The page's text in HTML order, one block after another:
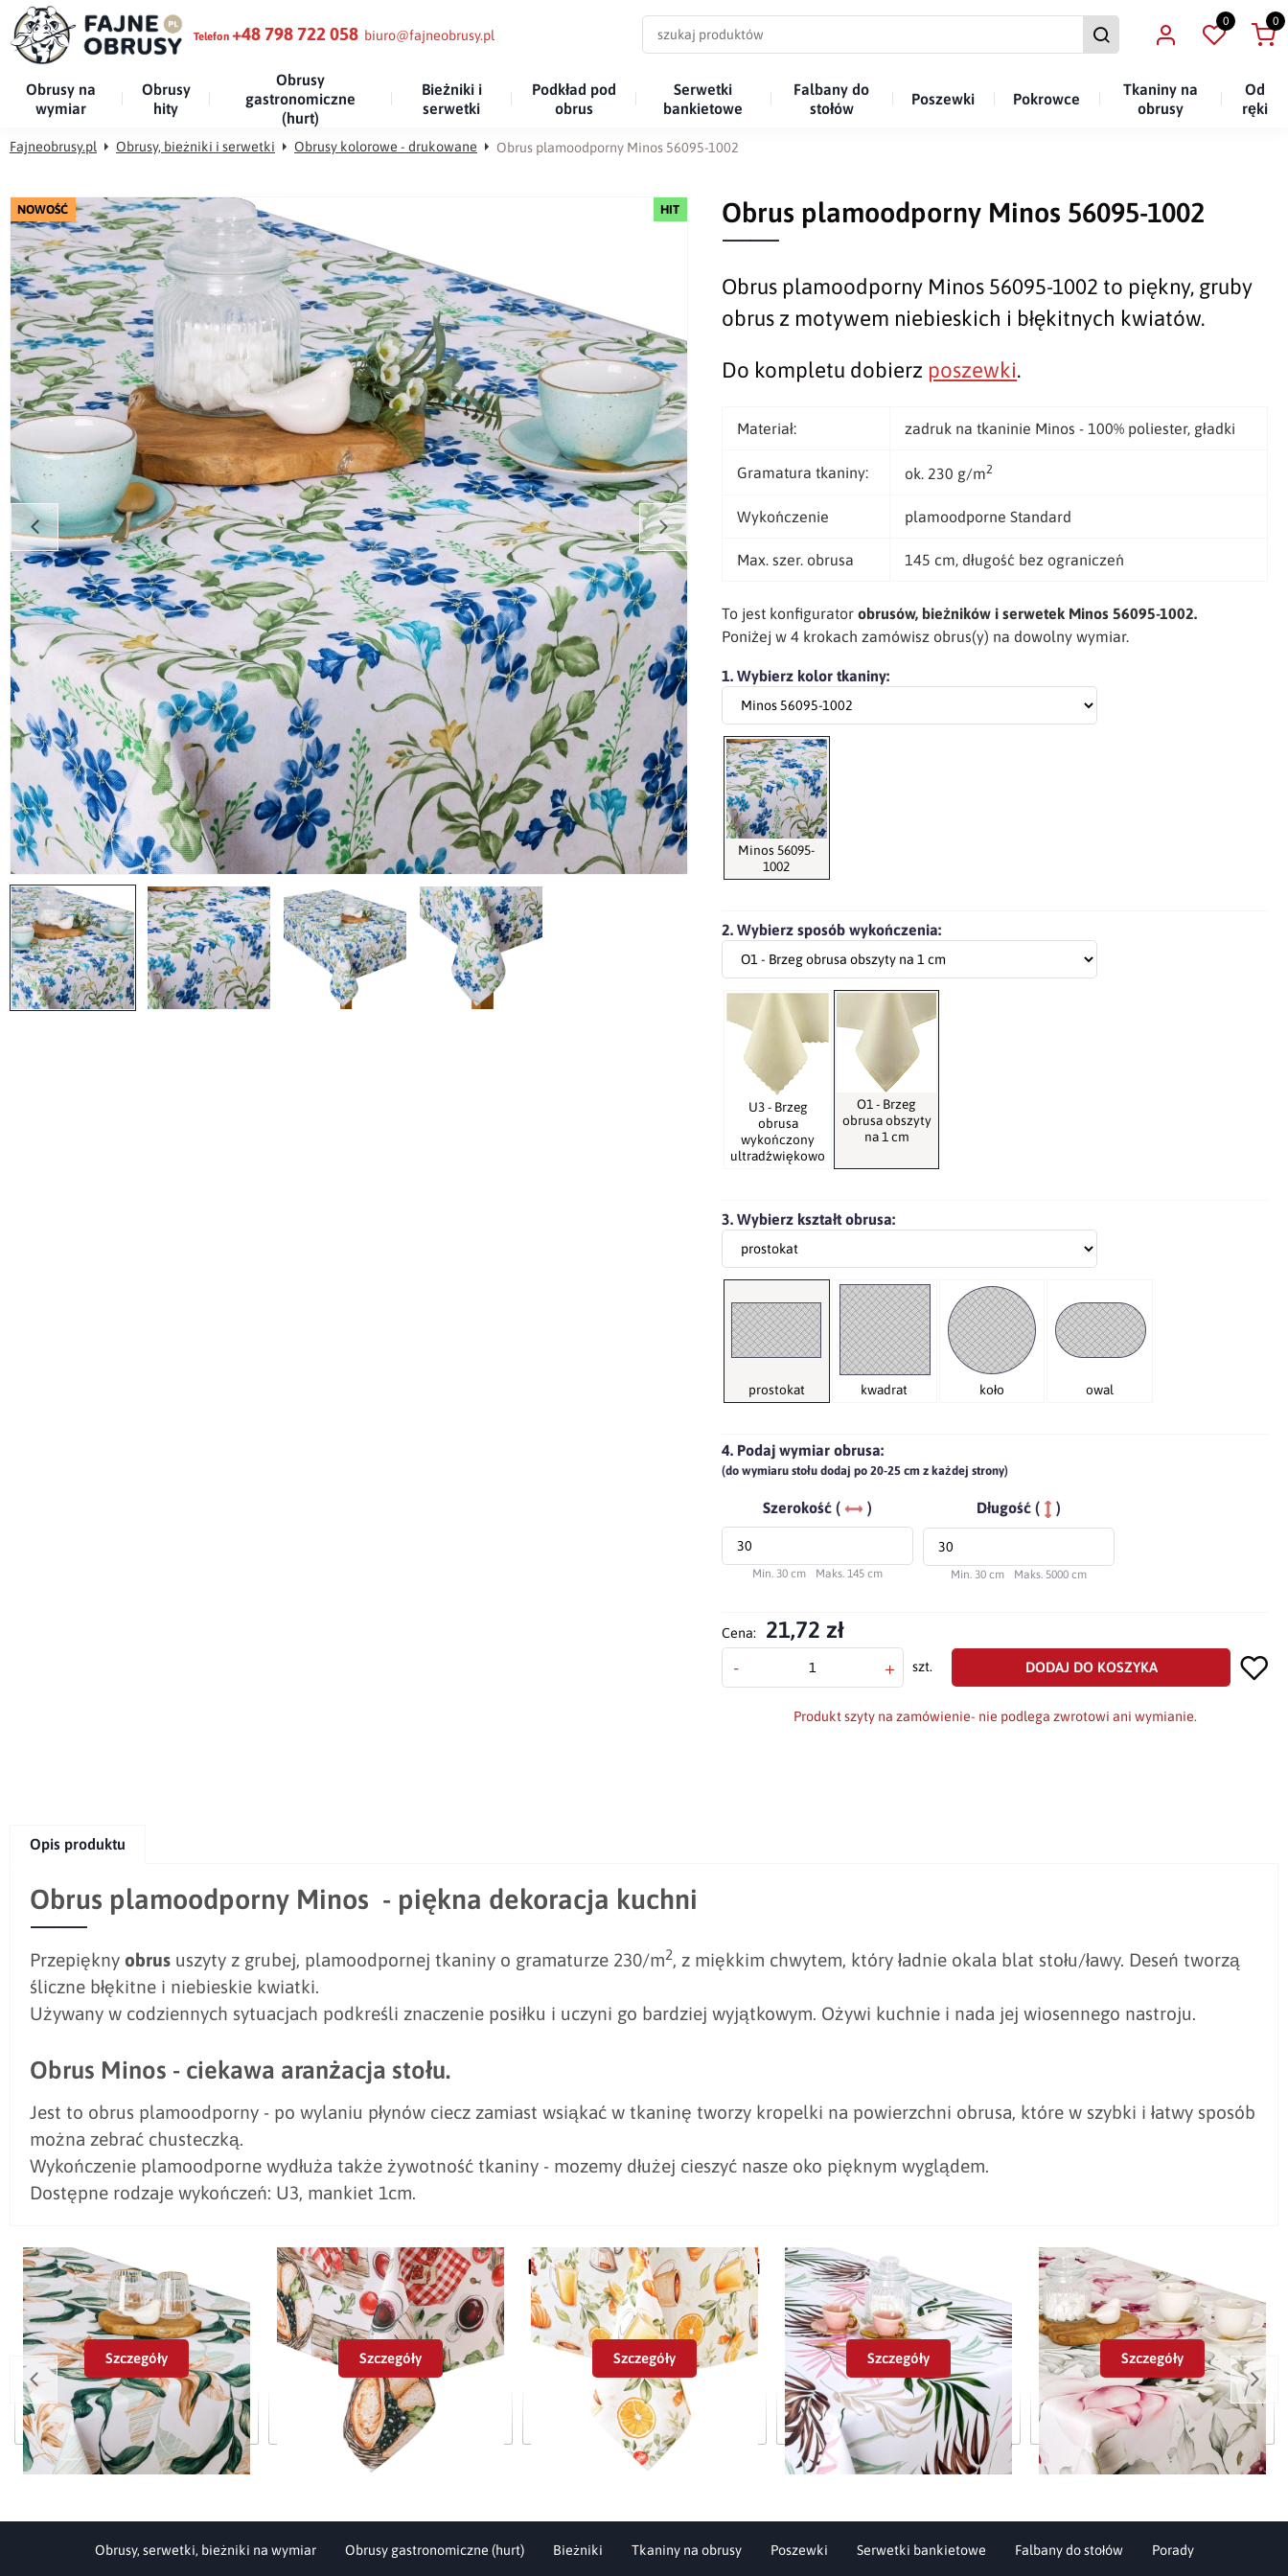
Telefon +48 798 722 058 biuro@fajneobrusy.pl
0 0
Obrusy na
wymiar
Obrusy
hity
Obrusy
gastronomiczne
(hurt)
Bieżniki i
serwetki
Podkład pod
obrus
Serwetki
bankietowe
Falbany do
stołów
Poszewki Pokrowce
Tkaniny na
obrusy
Od
ręki
Fajneobrusy.pl Obrusy, bieżniki i serwetki Obrusy kolorowe - drukowane Obrus plamoodporny Minos 56095-1002
HIT
NOWOŚĆ Obrus plamoodporny Minos 56095-1002
Obrus plamoodporny Minos 56095-1002 to piękny, gruby
obrus z motywem niebieskich i błękitnych kwiatów.
Do kompletu dobierz poszewki.
Materiał: zadruk na tkaninie Minos - 100% poliester, gładki
Gramatura tkaniny: ok. 230 g/m2
Wykończenie plamoodporne Standard
Max. szer. obrusa 145 cm, długość bez ograniczeń
To jest konfiguratorobrusów, bieżników i serwetek Minos 56095-1002.
Poniżej w 4 krokach zamówisz obrus(y) na dowolny wymiar.
1. Wybierz kolor tkaniny:
Minos 56095-
1002
2. Wybierz sposób wykończenia:
U3 - Brzeg
obrusa
wykończony
ultradźwiękowo
O1 - Brzeg
obrusa obszyty
na 1 cm
3. Wybierz kształt obrusa:
prostokat kwadrat koło owal
4. Podaj wymiar obrusa:
(do wymiaru stołu dodaj po 20-25 cm z każdej strony)
Szerokość ( )
Min. 30 cm Maks. 145 cm
Długość ( )
Min. 30 cm Maks. 5000 cm
Cena: 21,72 zł
- + szt. DODAJ DO KOSZYKA
Produkt szyty na zamówienie- nie podlega zwrotowi ani wymianie.
Opis produktu
Obrus plamoodporny Minos - piękna dekoracja kuchni
Przepiękny obrus uszyty z grubej, plamoodpornej tkaniny o gramaturze 230/m2, z miękkim chwytem, który ładnie okala blat stołu/ławy. Deseń tworzą
śliczne błękitne i niebieskie kwiatki.
Używany w codziennych sytuacjach podkreśli znaczenie posiłku i uczyni go bardziej wyjątkowym. Ożywi kuchnie i nada jej wiosennego nastroju.
Obrus Minos - ciekawa aranżacja stołu.
Jest to obrus plamoodporny - po wylaniu płynów ciecz zamiast wsiąkać w tkaninę tworzy kropelki na powierzchni obrusa, które w szybki i łatwy sposób
można zebrać chusteczką.
Wykończenie plamoodporne wydłuża także żywotność tkaniny - mozemy dłużej cieszyć nasze oko pięknym wyglądem.
Dostępne rodzaje wykończeń: U3, mankiet 1cm.
Pozostałe w tej kategorii
Szczegóły
Obrus plamoodporny Minos 420508-
106
Szczegóły
Obrus Plamoodporny - Smaki
Toskanii
Szczegóły
Obrus Plamoodporny - włoskie
śniadanie
Szczegóły
Obrus plamoodporny Minos 420461-
109
Szczegóły
Obrus plamoodporny Elbrus DPN
2z2797-101
Obrusy, serwetki, bieżniki na wymiar Obrusy gastronomiczne (hurt) Bieżniki Tkaniny na obrusy Poszewki Serwetki bankietowe Falbany do stołów Porady